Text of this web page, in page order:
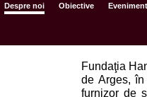
Despre noi Obiective
Fundaţia
de Arges,
furnizor de